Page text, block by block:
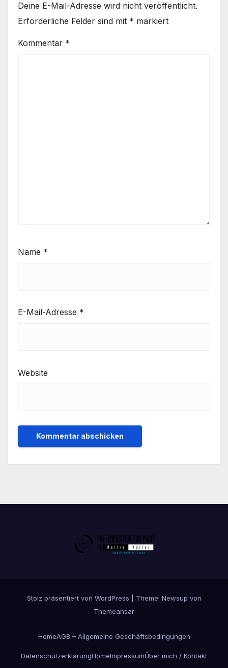
Deine E-Mail-Adresse wird nicht veröffentlicht.
Erforderliche Felder sind mit * markiert
Kommentar *
Name *
E-Mail-Adresse *
Website
Stolz präsentiert von WordPress Theme: Newsup von
Themeansar
HomeAGB – Allgemeine Geschäftsbedingungen
DatenschutzerklärungHomeImpressumÜber mich / Kontakt